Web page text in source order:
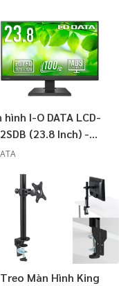
hình I-O DATA LCD-
(23.8 Inch) -
C
Màn Hình King